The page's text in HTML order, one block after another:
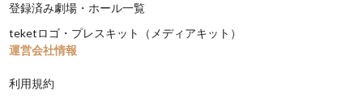
登録済み劇場・ホール一覧
teketロゴ・プレスキット（メディアキット）
運営会社情報
利用規約